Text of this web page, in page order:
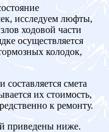
исследуем люфты,
ходовой части
осуществляется
колодок,
составляется смета
их стоимость,
к ремонту.
приведены ниже.